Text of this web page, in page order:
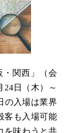
・関西」（会
24日（木）～
の入場は業界
客も入場可能
を味わうと共